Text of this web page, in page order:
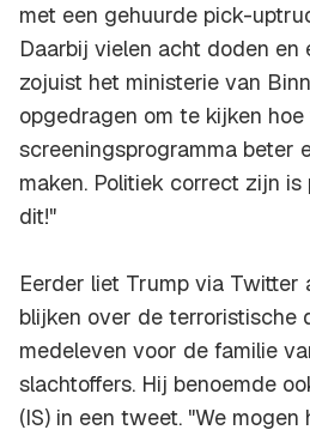
met een gehuurde pick-
Daarbij vielen acht doden en
zojuist het ministerie van
opgedragen om te kijken
screeningsprogramma beter
maken. Politiek correct zijn
dit!"
Eerder liet Trump via Twitter
blijken over de terroristische
medeleven voor de familie
slachtoffers. Hij benoemde
(IS) in een tweet. "We